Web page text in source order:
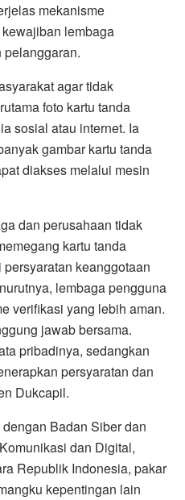
mekanisme
lembaga
agar tidak
foto kartu tanda
sosial atau internet. Ia
gambar kartu tanda
diakses melalui mesin
dan perusahaan tidak
kartu tanda
keanggotaan
lembaga pengguna
verifikasi yang lebih aman.
jawab bersama.
pribadinya, sedangkan
persyaratan dan
Dukcapil.
Badan Siber dan
dan Digital,
Republik Indonesia, pakar
kepentingan lain